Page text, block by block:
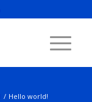
/ Hello world!